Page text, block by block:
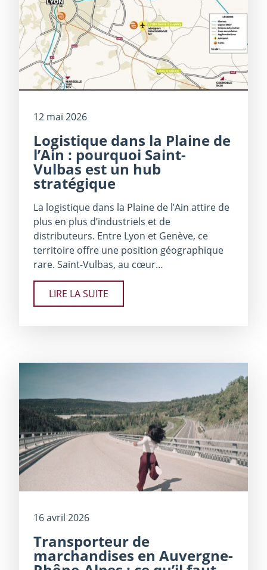
12 mai 2026
Logistique dans la Plaine de
l’Ain : pourquoi Saint-
Vulbas est un hub
stratégique
La logistique dans la Plaine de l’Ain attire de
plus en plus d’industriels et de
distributeurs. Entre Lyon et Genève, ce
territoire offre une position géographique
rare. Saint-Vulbas, au cœur…
LIRE LA SUITE
16 avril 2026
Transporteur de
marchandises en Auvergne-